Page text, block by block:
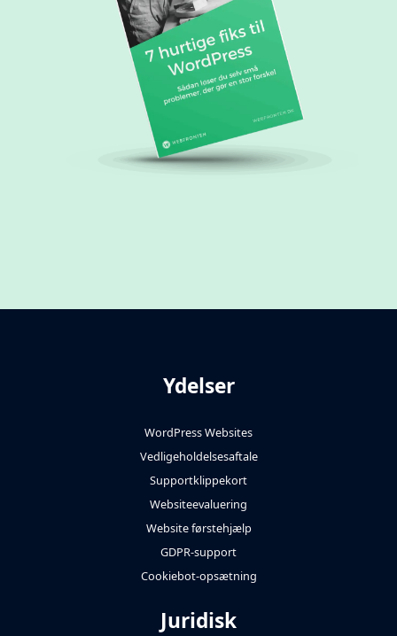
Ydelser
WordPress Websites
Vedligeholdelsesaftale
Supportklippekort
Websiteevaluering
Website førstehjælp
GDPR-support
Cookiebot-opsætning
Juridisk